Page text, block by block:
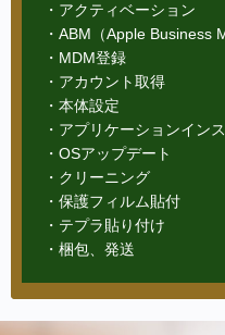
・アクティベーション
・ABM（Apple Business
・MDM登録
・アカウント取得
・本体設定
・アプリケーションイン
・OSアップデート
・クリーニング
・保護フィルム貼付
・テプラ貼り付け
・梱包、発送